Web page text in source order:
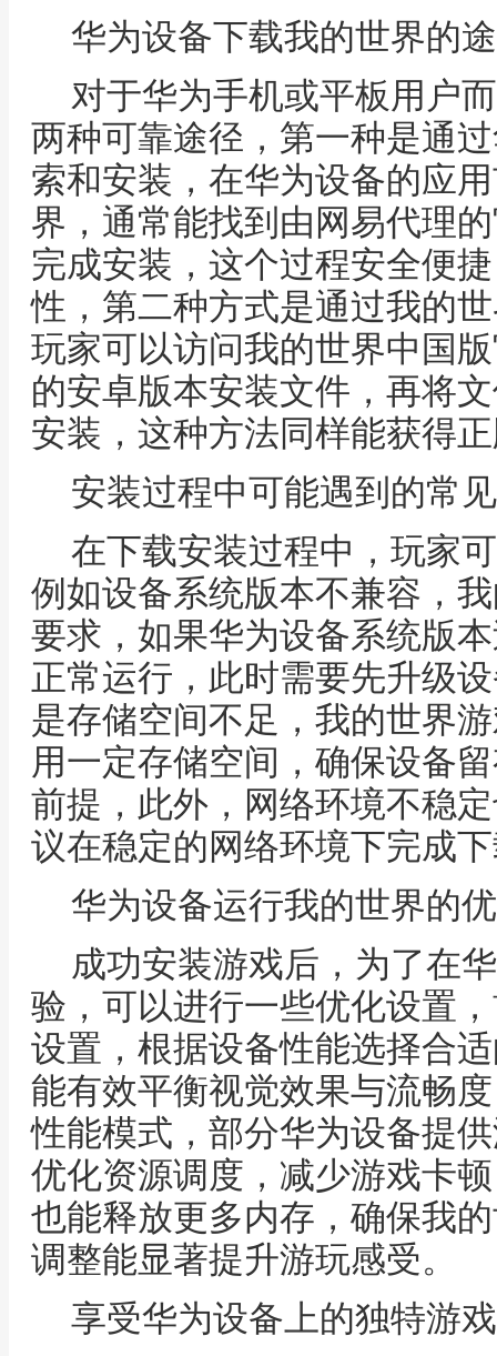
华为设备下载我的世界的
对于华为手机或平板用户
两种可靠途径，第一种是通
索和安装，在华为设备的应
界，通常能找到由网易代理
完成安装，这个过程安全便
性，第二种方式是通过我的
玩家可以访问我的世界中国
的安卓版本安装文件，再将
安装，这种方法同样能获得
安装过程中可能遇到的常
在下载安装过程中，玩家
例如设备系统版本不兼容，
要求，如果华为设备系统版
正常运行，此时需要先升级
是存储空间不足，我的世界
用一定存储空间，确保设备
前提，此外，网络环境不稳
议在稳定的网络环境下完成
华为设备运行我的世界的
成功安装游戏后，为了在
验，可以进行一些优化设置
设置，根据设备性能选择合
能有效平衡视觉效果与流畅
性能模式，部分华为设备提
优化资源调度，减少游戏卡
也能释放更多内存，确保我
调整能显著提升游玩感受。
享受华为设备上的独特游